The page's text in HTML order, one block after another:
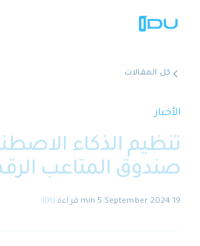
الحلول
المنصة
كل المقالات
الأخبار
تنظيم الذكاء
صندوق المتاعب
19 September 2024
5 min قراءة IDU